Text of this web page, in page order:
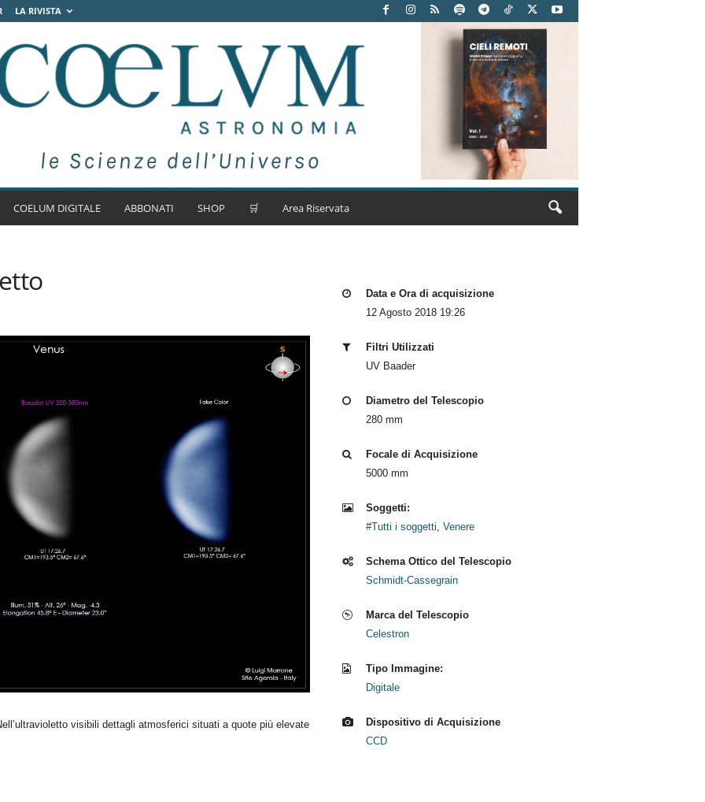
LA RIVISTA
COELUM DIGITALE ABBONATI SHOP 🛒 Area Riservata
visibili dettagli atmosferici situati a quote più elevate
Data e Ora di acquisizione
12 Agosto 2018 19:26
Filtri Utilizzati
UV Baader
Diametro del Telescopio
280 mm
Focale di Acquisizione
5000 mm
Soggetti:
#Tutti i soggetti, Venere
Schema Ottico del Telescopio
Schmidt-Cassegrain
Marca del Telescopio
Celestron
Tipo Immagine:
Digitale
Dispositivo di Acquisizione
CCD